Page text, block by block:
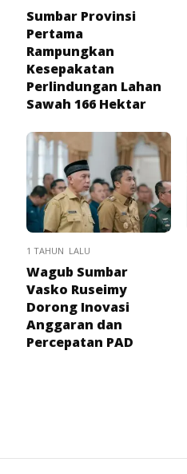
Sumbar Provinsi
Pertama
Rampungkan
Kesepakatan
Perlindungan Lahan
Sawah 166 Hektar
1 TAHUN LALU
Wagub Sumbar
Vasko Ruseimy
Dorong Inovasi
Anggaran dan
Percepatan PAD